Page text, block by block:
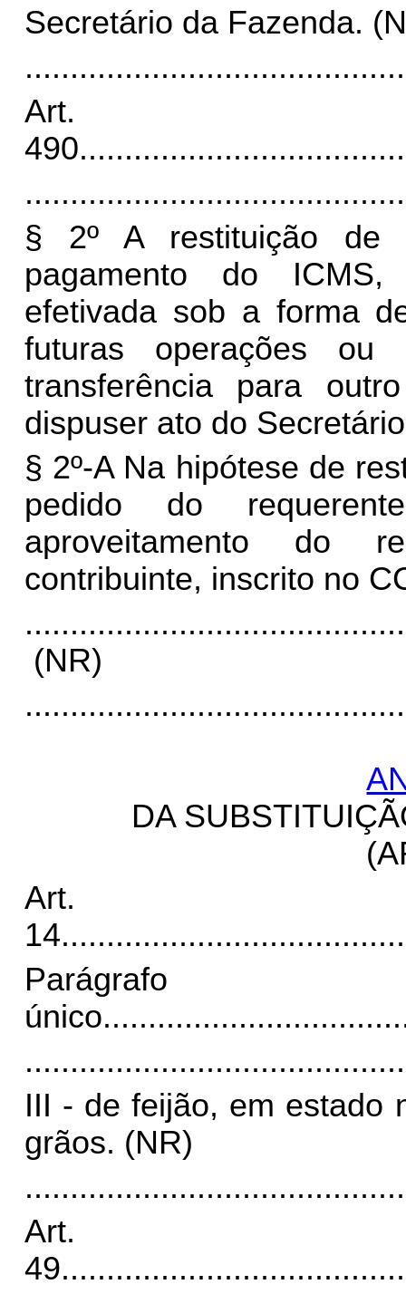
Secretário da Fazenda.
Art.
490
§ 2º A restituição de
pagamento do ICMS,
efetivada sob a forma
futuras operações
transferência para
dispuser ato do
§ 2º-A Na hipótese de
pedido do
aproveitamento do
contribuinte, inscrito no
(NR)
DA
Art.
14
Parágrafo
único
III - de feijão, em estado
grãos. (NR)
Art.
49